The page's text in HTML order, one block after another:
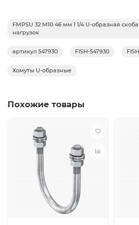
FMPSU 32 M10 46 мм 1 1/4 U-образная
нагрузок
артикул 547930 FISH-547930
Хомуты U-образные
Похожие товары